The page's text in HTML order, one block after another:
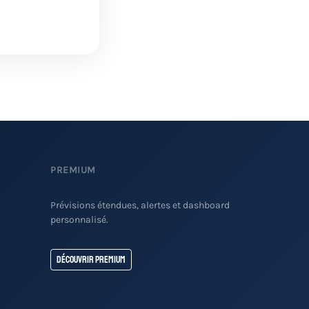
PREMIUM
Prévisions étendues, alertes et dashboard
personnalisé.
Découvrir Premium